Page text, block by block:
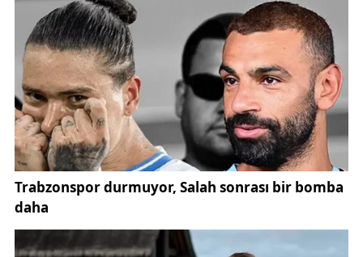
Kongresi , CHP tarafından ilk kurultay kabul ediliyor:
“Büyük Önderimiz Gazi Mustafa Kemal Atatürk,
‘Burada bir milletin kurtuluşunu hazırlayan kararlar
verildi’ demiştir. CHP olarak bu tarihi sorumluluğun
farkındayız.”
Parti, siyasi yargı operasyonları ve baskılara rağmen
yoluna devam edeceğini vurguladı:
“Cumhurbaşkanı adayımızı, belediye başkanlarımızı,
yol arkadaşlarımızı hapsetmek, ne partimizin